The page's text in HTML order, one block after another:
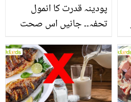
پودینہ قدرت کا انمول
تحفہ۔۔ جانیں اس صحت
انگیز طبی فوائد